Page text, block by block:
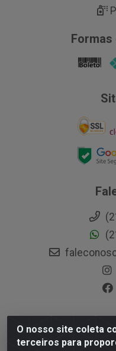
O nosso site coleta
terceiros para
Formas
Playvender